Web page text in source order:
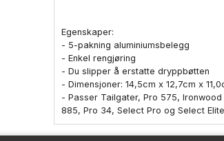
Egenskaper:
- 5-pakning aluminiumsbelegg
- Enkel rengjøring
- Du slipper å erstatte dryppbøtten
- Dimensjoner: 14,5cm x 12,7cm x
- Passer Tailgater, Pro 575,
885, Pro 34, Select Pro og Select